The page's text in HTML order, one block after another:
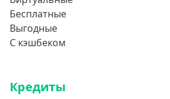
Бесплатные
Выгодные
С кэшбеком
Кредиты